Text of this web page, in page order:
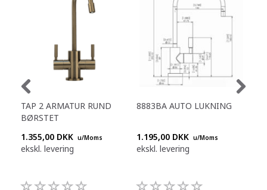
TAP 2 ARMATUR RUND
BØRSTET
1.355,00 DKK u/Moms
ekskl. levering
8883BA AUTO LUKNING
1.195,00 DKK u/Moms
ekskl. levering